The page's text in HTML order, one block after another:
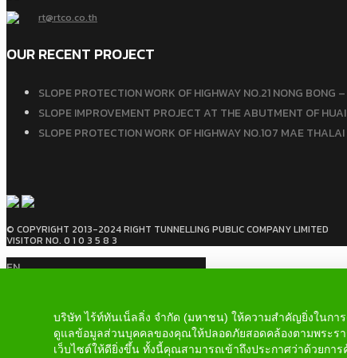
rt@rtco.co.th
OUR RECENT PROJECT
SLOPE PROTECTION WORK OF HIGHWAY NO.21 NONG
SLOPE IMPROVEMENT PROJECT AT THE ABUTMENT OF
SLOPE PROTECTION WORK OF HIGHWAY NO.107 MAE
© COPYRIGHT 2013-2024 RIGHT TUNNELLING PUBLIC COMPANY LIMITED
VISITOR NO. 0 1 0 3 5 8 3
EN
page
บริษัท ไร้ท์ทันเน็ลลิ่ง จำกัด (มหาชน) ให้ความสำคัญยิ่งในก
ดูแลข้อมูลส่วนบุคคลของคุณให้ปลอดภัยสอดคล้องตามพระ
เว็บไซต์ให้ดียิ่งขึ้น ทั้งนี้คุณสามารถเข้าถึงประกาศว่าด้วยก